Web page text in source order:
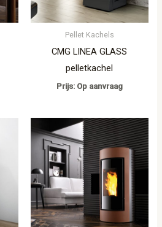
Pellet Kachels
CMG LINEA GLASS
pelletkachel
Prijs: Op aanvraag